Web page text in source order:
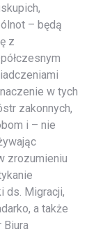
– będą
z
w tych
zakonnych,
i – nie
zrozumieniu
ds. Migracji,
a także